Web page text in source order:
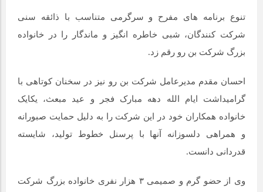
تنوع برنامه های مفرح و سرگرمی متناسب با ذائقه سنی
شرکت کنندگان، شبی خاطره انگیز و ماندگار را در خانواده
بزرگ شرکت بن رو رقم زد.
احسان مقدم مدیرعامل شرکت بن رو نیز در سخنان کوتاهی با
گرامیداشت ایام الله دهه مبارک فجر و عید مبعث، یکایک
خانواده همکاران خود در این شرکت را به دلیل حمایت صبورانه
و همراهی دلسوزانه آنها با پرسنل خطوط تولید، شایسته
قدردانی دانست.
وی از حضو گرم و صمیمی ۳ هزار نفری خانواده بزرگ شرکت